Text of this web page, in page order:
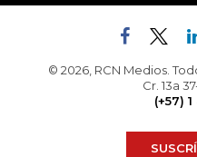
© 2026, RCN Medios.
Cr. 13a
(+57)